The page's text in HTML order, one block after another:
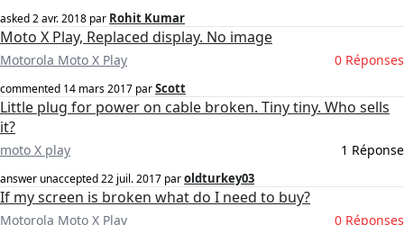
asked2 avr. 2018 par Rohit Kumar
Moto X Play, Replaced display. No image
Motorola Moto X Play 0 Réponses
commented 14 mars 2017 parScott
Little plug for power on cable broken. Tiny tiny. Who sells
it?
moto X play 1 Réponse
answer unaccepted22 juil. 2017 paroldturkey03
If my screen is broken what do I need to buy?
Motorola Moto X Play 0 Réponses